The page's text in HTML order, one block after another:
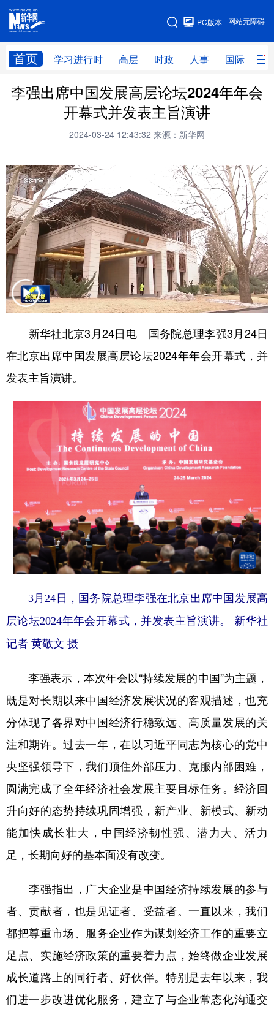
网站无障碍
PC版本
首页 学习进行时 高层 时政 人事 国际 财
网站地图
学习进行时 高层 时政 人事
财经 网评
科技 科创 量子 体育
文化 书画 健康 军事
访谈 视频 图片 政务
法律 中央文件 金融 汽车
食品 人居 信息化 数字经济
学术中国 乡村振兴 银龄 溯源中国
彩票 娱乐 悦读
公益
文化产业
地方频道
辽宁 吉林 上海 江苏
浙江 安徽 福建 江西
山东 河南 湖北 湖南
广东 广西 海南 重庆
四川 贵州 云南 西藏
陕西 甘肃 青海 宁夏
多语种频道
English Español Français عربى
Русский язык 日本語 한국어
李强出席中国发展高层论坛2024年年会
开幕式并发表主旨演讲
2024-03-24 12:43:32 来源：新华网
新华社北京3月24日电 国务院总理李强3月24日
在北京出席中国发展高层论坛2024年年会开幕式，并
发表主旨演讲。
3月24日，国务院总理李强在北京出席中国发展高
层论坛2024年年会开幕式，并发表主旨演讲。 新华社
记者 黄敬文 摄
李强表示，本次年会以“持续发展的中国”为主题，
既是对长期以来中国经济发展状况的客观描述，也充
分体现了各界对中国经济行稳致远、高质量发展的关
注和期许。过去一年，在以习近平同志为核心的党中
央坚强领导下，我们顶住外部压力、克服内部困难，
圆满完成了全年经济社会发展主要目标任务。经济回
升向好的态势持续巩固增强，新产业、新模式、新动
能加快成长壮大，中国经济韧性强、潜力大、活力
足，长期向好的基本面没有改变。
李强指出，广大企业是中国经济持续发展的参与
者、贡献者，也是见证者、受益者。一直以来，我们
都把尊重市场、服务企业作为谋划经济工作的重要立
足点、实施经济政策的重要着力点，始终做企业发展
成长道路上的同行者、好伙伴。特别是去年以来，我
们进一步改进优化服务，建立了与企业常态化沟通交